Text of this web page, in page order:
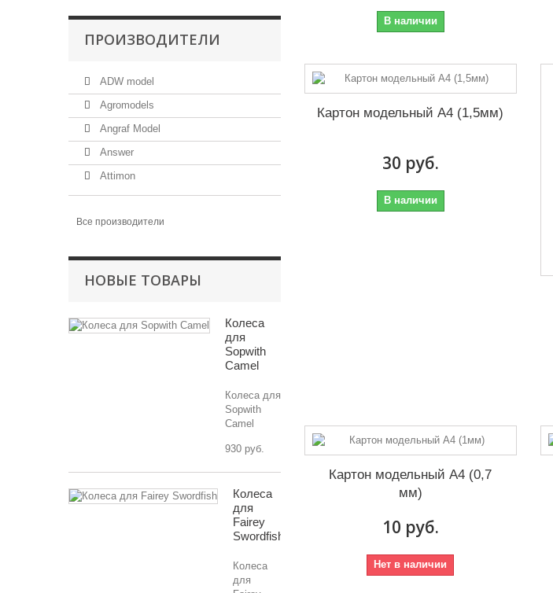
ПРОИЗВОДИТЕЛИ
ADW model
Agromodels
Angraf Model
Answer
Attimon
Все производители
НОВЫЕ ТОВАРЫ
Колеса
для
Sopwith
Camel
Колеса для
Sopwith
Camel
930 руб.
Колеса
для
Fairey
Swordfish
Колеса
для
В наличии
Картон модельный А4 (1,5мм)
30 руб.
В наличии
Картон модельный А4 (0,7
мм)
10 руб.
Нет в наличии